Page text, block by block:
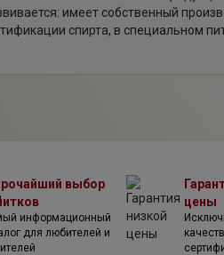
имеет собственный
спирта, в специальном
сырье. Благодаря
выбор
информационный
для любителей и
цены